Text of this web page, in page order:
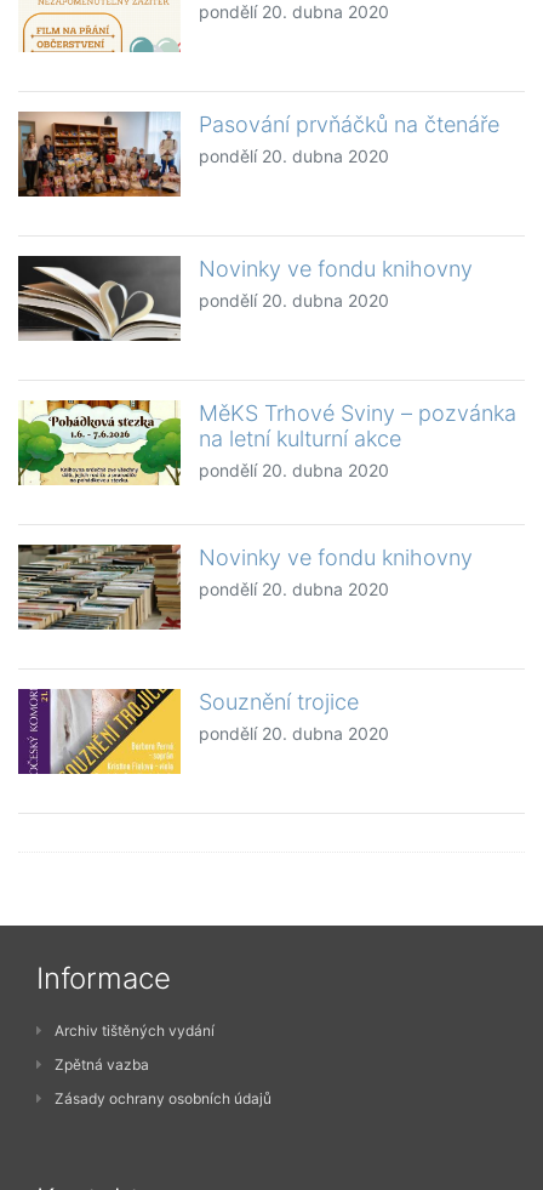
pondělí 20. dubna 2020
Pasování prvňáčků na čtenáře
pondělí 20. dubna 2020
Novinky ve fondu knihovny
pondělí 20. dubna 2020
MěKS Trhové Sviny – pozvánka
na letní kulturní akce
pondělí 20. dubna 2020
Novinky ve fondu knihovny
pondělí 20. dubna 2020
Souznění trojice
pondělí 20. dubna 2020
Informace
Archiv tištěných vydání
Zpětná vazba
Zásady ochrany osobních údajů